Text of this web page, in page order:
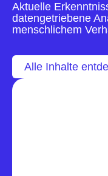
Aktuelle
datengetriebene
menschlichem
Alle Inhalte